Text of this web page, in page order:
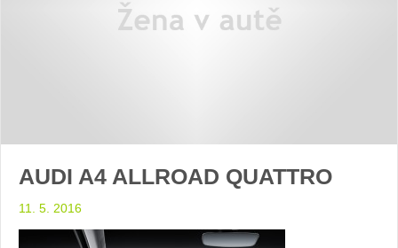
AUDI A4 ALLROAD QUATTRO
11. 5. 2016